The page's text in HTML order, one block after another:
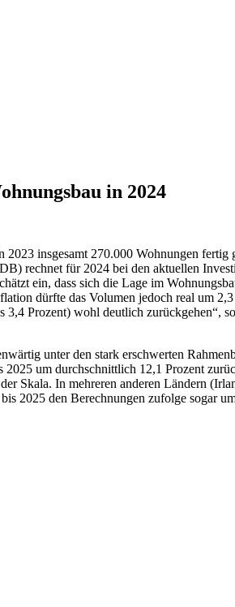
in 2024
2023 insgesamt 270.000 Wohnungen
rechnet für 2024 bei den aktuellen
ein, dass sich die Lage im
dürfte das Volumen jedoch real um
3,4 Prozent) wohl deutlich zurückgehen“,
unter den stark erschwerten
um durchschnittlich 12,1 Prozent
Skala. In mehreren anderen Ländern
2025 den Berechnungen zufolge sogar